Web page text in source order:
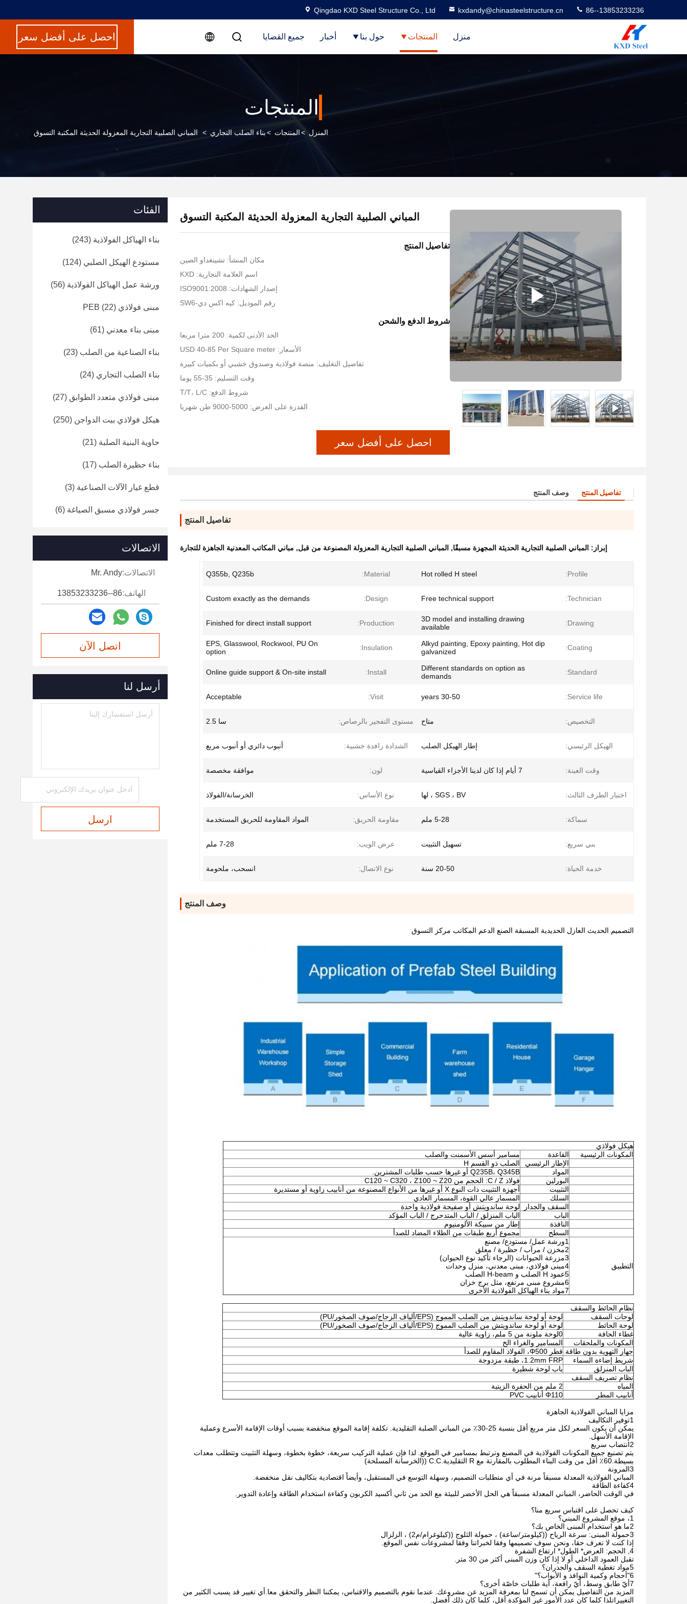
Qingdao KXD Steel Structure Co., Ltd kxdandy@chinasteelstructure.cn 86--13853233236
منزل المنتجات حول بنا أخبار جميع القضايا احصل على أفضل سعر
المنتجات
المنزل >المنتجات >بناء الصلب التجاري > المباني الصلبية التجارية المعزولة الحديثة المكتبة التسوق
المباني الصلبية التجارية المعزولة الحديثة المكتبة التسوق
تفاصيل المنتج
مكان المنشأ: تشينغداو الصين
اسم العلامة التجارية: KXD
إصدار الشهادات: ISO9001:2008
رقم الموديل: كيه اكس دي-SW6
شروط الدفع والشحن
الحد الأدنى لكمية: 200 مترا مربعا
الأسعار: USD 40-85 Per Square meter
تفاصيل التغليف: منصة فولاذية وصندوق خشبي أو بكميات كبيرة
وقت التسليم: 35-55 يوما
شروط الدفع: T/T، L/C
القدرة على العرض: 5000-9000 طن شهريا
احصل على أفضل سعر
تفاصيل المنتج وصف المنتج
تفاصيل المنتج
إبراز: المباني الصلبية التجارية الحديثة المجهزة مسبقًا, المباني الصلبية التجارية المعزولة المصنوعة من قبل, مباني المكاتب المعدنية الجاهزة للتجارة
Profile:
Hot rolled H steel
Material:
Q355b, Q235b
Technician:
Free technical support
Design:
Custom exactly as the demands
Drawing:
3D model and installing drawing
available
Production:
Finished for direct install support
Coating:
Alkyd painting, Epoxy painting, Hot dip
galvanized
Insulation:
EPS, Glasswool, Rockwool, PU On
option
Standard:
Different standards on option as
demands
Install:
Online guide support & On-site install
Service life:
30-50 years
Visit:
Acceptable
التخصيص: متاح مستوى التفجير بالرصاص: سا 2.5
الهيكل الرئيسي: إطار الهيكل الصلب الشدادة رافدة خشبية: أنبوب دائري أو أنبوب مربع
وقت العينة: 7 أيام إذا كان لدينا الأجزاء القياسية لون: موافقة مخصصة
اختبار الطرف الثالث: SGS ، BV ، لها نوع الأساس: الخرسانة/الفولاذ
سماكة: 5-28 ملم مقاومة الحريق: المواد المقاومة للحريق المستخدمة
بني سريع: تسهيل التثبيت عرض الويب: 7-28 ملم
خدمة الحياة: 20-50 سنة نوع الاتصال: انسحب، ملحومة
وصف المنتج
التصميم الحديث العازل الحديدية المسبقة الصنع الدعم المكاتب مركز التسوق
هيكل فولاذي
المكونات الرئيسية
القاعدة
مسامير أسس الأسمنت والصلب
الإطار الرئيسي
الصلب ذو القسم H
المواد
Q235B، Q345B أو غيرها حسب طلبات المشترين.
البورلين
فولاذ C / Z: الحجم من C120 ~ C320 ، Z100 ~ Z20
التثبيت
أجهزة التثبيت ذات النوع X أو غيرها من الأنواع المصنوعة من أنابيب زاوية أو مستديرة
السلك
المسمار عالي القوة، المسمار العادي
السقف والجدار
لوحة ساندويتش أو صفيحة فولاذية واحدة
الباب
الباب المنزلق / الباب المتدحرج / الباب المؤكد
النافذة
إطار من سبيكة الألومنيوم
السطح
مجموع أربع طبقات من الطلاء المضاد للصدأ
التطبيق
1ورشة عمل/ مستودع/ مصنع
2مخزن / مرآب / حظيرة / معلق
3مزرعة الحيوانات (الرجاء تأكيد نوع الحيوان)
4مبنى فولاذي، مبنى معدني، منزل وحدات
5عمود H الصلب و H-beam الصلب
6مشروع مبنى مرتفع، مثل برج خزان
7مواد بناء الهياكل الفولاذية الأخرى
نظام الحائط والسقف
لوحات السقف
لوحة أو لوحة ساندويتش من الصلب المموج (EPS/ألياف الزجاج/صوف الصخور/PU)
لوحة الحائط
لوحة أو لوحة ساندويتش من الصلب المموج (EPS/ألياف الزجاج/صوف الصخور/PU)
غطاء الحافة
0لوحة ملونة من 5 ملم، زاوية عالية
المكونات والملحقات
المسامير والغراء الخ
جهاز التهوية بدون طاقة قطر Φ500، الفولاذ المقاوم للصدأ
شريط إضاءة السماء
1.2mm FRP، طبقة مزدوجة
الباب المنزلق
باب لوحة شطيرة
نظام تصريف السقف
المياه
2 ملم من الحفرة الزيتية
أنابيب المطر
Φ110 أنابيب PVC
مزايا المباني الفولاذية الجاهزة
1توفير التكاليف
يمكن أن يكون السعر لكل متر مربع أقل بنسبة 25-30٪ من المباني الصلبة التقليدية. تكلفة إقامة الموقع منخفضة بسبب أوقات الإقامة الأسرع وعملية
الإقامة الأسهل.
2انتصاب سريع
يتم تصنيع جميع المكونات الفولاذية في المصنع وترتبط بمسامير في الموقع. لذا فإن عملية التركيب سريعة، خطوة بخطوة، وسهلة التثبيت وتتطلب معدات
بسيطة.60٪ أقل من وقت البناء المطلوب بالمقارنة مع R التقليدية.C.C ((الخرسانة المسلحة)
3المرونة
المباني الفولاذية المعدلة مسبقاً مرنة في أي متطلبات التصميم، وسهلة التوسع في المستقبل، وأيضاً اقتصادية بتكاليف نقل منخفضة.
4كفاءة الطاقة
في الوقت الحاضر، المباني المعدلة مسبقاً هي الحل الأخضر للبيئة مع الحد من ثاني أكسيد الكربون وكفاءة استخدام الطاقة وإعادة التدوير.
كيف تحصل على اقتباس سريع منا؟
1، موقع المشروع المبني؟
2ما هو استخدام المبنى الخاص بك؟
3حمولة المبنى: سرعة الرياح ((كيلومتر/ساعة) ، حمولة الثلوج ((كيلوغرام/م2) ، الزلزال
إذا كنت لا تعرف حقا، ونحن سوف تصميمها وفقا لخبراتنا وفقا لمشروعات نفس الموقع.
4, الحجم: العرض* الطول* ارتفاع الشفرة
تقبل العمود الداخلي أو لا إذا كان وزن المبنى أكثر من 30 متر.
5مواد تغطية السقف والجدران؟
6"أحجام وكمية النوافذ و الأبواب؟"
7أيّ طابق وسط، أيّ رافعة، أية طلبات خاصّة أخرى؟
المزيد من التفاصيل يمكن أن تسمح لنا بمعرفة المزيد عن مشروعك. عندما نقوم بالتصميم والاقتباس، يمكننا النظر والتحقق معا.أي تغيير قد يسبب الكثير من
التغييراتلذا كلما كان عدد الأمور غير المؤكدة أقل، كلما كان ذلك أفضل.
الفئات
بناء الهياكل الفولاذية (243)
مستودع الهيكل الصلبي (124)
ورشة عمل الهياكل الفولاذية (56)
مبنى فولاذي PEB (22)
مبنى بناء معدني (61)
بناء الصناعية من الصلب (23)
بناء الصلب التجاري (24)
مبنى فولاذي متعدد الطوابق (27)
هيكل فولاذي بيت الدواجن (250)
حاوية البنية الصلبة (21)
بناء حظيرة الصلب (17)
قطع غيار الآلات الصناعية (3)
جسر فولاذي مسبق الصياغة (6)
الاتصالات
الاتصالات:Mr. Andy
الهاتف:86--13853233236
اتصل الآن
أرسل لنا
ارسل